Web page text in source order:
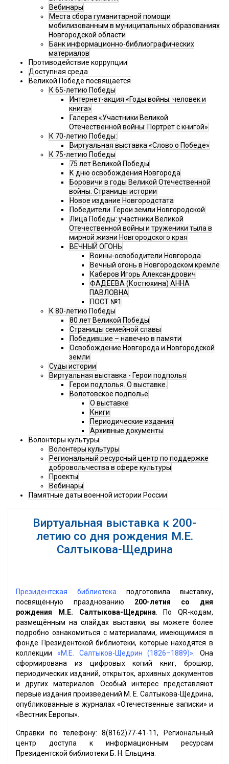
Вебинары
Места сбора гуманитарной помощи
мобилизованным в муниципальных образованиях
Новгородской области
Банк информационно-библиографических
материалов
Противодействие коррупции
Доступная среда
Великой Победе посвящается
К 65-летию Победы
Интернет-акция «Годы войны: человек и
книга»
Галерея «Участники Великой
Отечественной войны: Портрет с книгой»
К 70-летию Победы:
Виртуальная выставка «Слово о Победе»
К 75-летию Победы
75 лет Великой Победы
К дню освобождения Новгорода
Боровичи в годы Великой Отечественной
войны. Страницы истории
Новое издание Новгородстата
Победители. Герои земли Новгородской
Лица Победы: участники Великой
Отечественной войны и труженики тыла в
мирной жизни Новгородского края
ВЕЧНЫЙ ОГОНЬ
Воины-освободители Новгорода
Вечный огонь в Новгородском кремле
Каберов Игорь Александрович
ФАДЕЕВА (Костюхина) АННА
ПАВЛОВНА
ПОСТ №1
К 80-летию Победы
80 лет Великой Победы
Страницы семейной славы
Победившие – навечно в памяти
Освобождение Новгорода и Новгородской
земли
Суды истории
Виртуальная выставка - Герои подполья
Герои подполья. О выставке.
Волотовское подполье
О выставке
Книги
Периодические издания
Архивные документы
Волонтеры культуры
Волонтеры культуры
Региональный ресурсный центр по поддержке
добровольчества в сфере культуры
Проекты
Вебинары
Памятные даты военной истории России
Виртуальная выставка к 200-
летию со дня рождения М.Е.
Салтыкова-Щедрина
Президентская библиотека подготовила выставку,
посвящённую празднованию 200-летия со дня
рождения М.Е. Салтыкова-Щедрина. По QR-кодам,
размещённым на слайдах выставки, вы можете более
подробно ознакомиться с материалами, имеющимися в
фонде Президентской библиотеки, которые находятся в
коллекции «М.Е. Салтыков-Щедрин (1826–1889)». Она
сформирована из цифровых копий книг, брошюр,
периодических изданий, открыток, архивных документов
и других материалов. Особый интерес представляют
первые издания произведений М. Е. Салтыкова-Щедрина,
опубликованные в журналах «Отечественные записки» и
«Вестник Европы».
Справки по телефону: 8(8162)77-41-11, Региональный
центр доступа к информационным ресурсам
Президентской библиотеки Б. Н. Ельцина.